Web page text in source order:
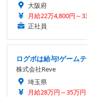
大阪府
月給22万4,800円～
正社員
ログボは給与!ゲーム
株式会社Reve
埼玉県
月給28万円～35万円